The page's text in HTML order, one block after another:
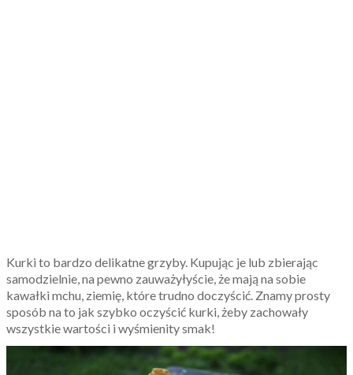
Kurki to bardzo delikatne grzyby. Kupując je lub zbierając
samodzielnie, na pewno zauważyłyście, że mają na sobie
kawałki mchu, ziemię, które trudno doczyścić. Znamy prosty
sposób na to jak szybko oczyścić kurki, żeby zachowały
wszystkie wartości i wyśmienity smak!